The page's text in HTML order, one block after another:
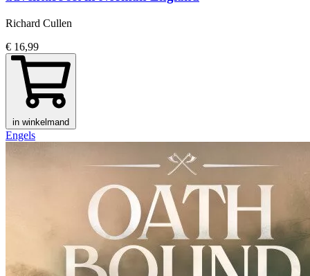
Richard Cullen
€ 16,99
in winkelmand
Engels